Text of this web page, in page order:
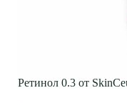
Ретинол 0.3 от